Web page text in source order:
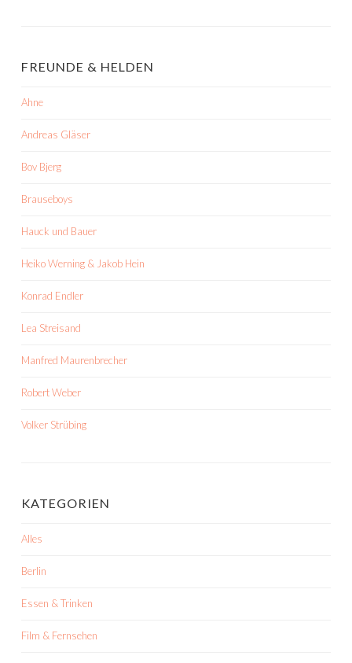
FREUNDE & HELDEN
Ahne
Andreas Gläser
Bov Bjerg
Brauseboys
Hauck und Bauer
Heiko Werning & Jakob Hein
Konrad Endler
Lea Streisand
Manfred Maurenbrecher
Robert Weber
Volker Strübing
KATEGORIEN
Alles
Berlin
Essen & Trinken
Film & Fernsehen